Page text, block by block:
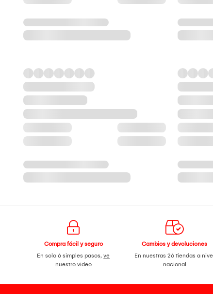
Compra fácil y seguro
En solo 6 simples pasos,ve
nuestro video
Cambios y devoluciones
En nuestras 26 tiendas a nivel
nacional